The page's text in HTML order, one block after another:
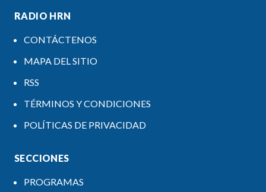
RADIO HRN
CONTÁCTENOS
MAPA DEL SITIO
RSS
TÉRMINOS Y CONDICIONES
POLÍTICAS DE PRIVACIDAD
SECCIONES
PROGRAMAS